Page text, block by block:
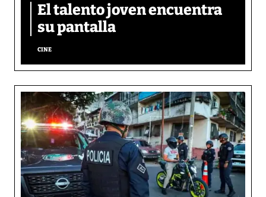
El talento joven encuentra
su pantalla​
CINE